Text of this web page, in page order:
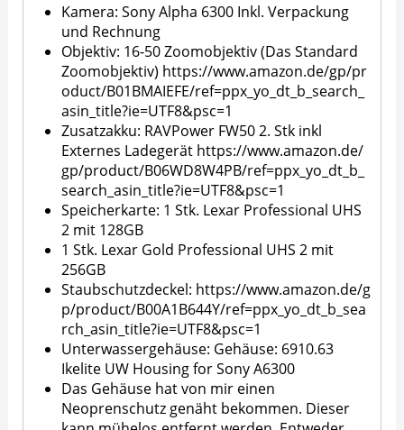
Kamera: Sony Alpha 6300 Inkl. Verpackung
und Rechnung
Objektiv: 16-50 Zoomobjektiv (Das Standard
Zoomobjektiv) https://www.amazon.de/gp/pr
oduct/B01BMAIEFE/ref=ppx_yo_dt_b_search_
asin_title?ie=UTF8&psc=1
Zusatzakku: RAVPower FW50 2. Stk inkl
Externes Ladegerät https://www.amazon.de/
gp/product/B06WD8W4PB/ref=ppx_yo_dt_b_
search_asin_title?ie=UTF8&psc=1
Speicherkarte: 1 Stk. Lexar Professional UHS
2 mit 128GB
1 Stk. Lexar Gold Professional UHS 2 mit
256GB
Staubschutzdeckel: https://www.amazon.de/g
p/product/B00A1B644Y/ref=ppx_yo_dt_b_sea
rch_asin_title?ie=UTF8&psc=1
Unterwassergehäuse: Gehäuse: 6910.63
Ikelite UW Housing for Sony A6300
Das Gehäuse hat von mir einen
Neoprenschutz genäht bekommen. Dieser